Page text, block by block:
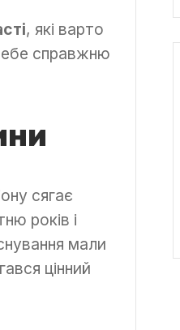
, які варто
справжню
сягає
років і
мали
цінний